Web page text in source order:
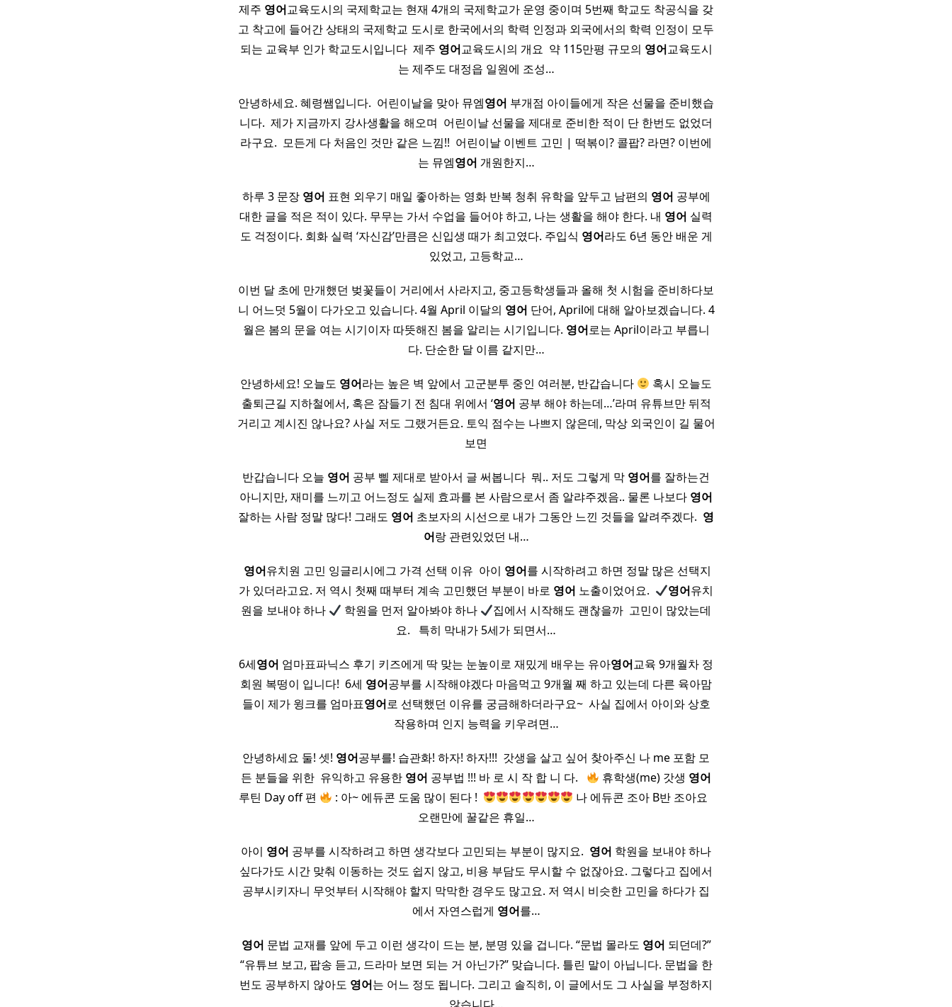
제주 영어교육도시의 국제학교는 현재 4개의 국제학교가 운영 중이며 5번째 학교도 착공식을 갖
고 착고에 들어간 상태의 국제학교 도시로 한국에서의 학력 인정과 외국에서의 학력 인정이 모두
되는 교육부 인가 학교도시입니다 ​ 제주 영어교육도시의 개요 ​ 약 115만평 규모의 영어교육도시
는 제주도 대정읍 일원에 조성…
안녕하세요. 혜령쌤입니다. ​ 어린이날을 맞아 뮤엠영어 부개점 아이들에게 작은 선물을 준비했습
니다. ​ 제가 지금까지 강사생활을 해오며 ​ 어린이날 선물을 제대로 준비한 적이 단 한번도 없었더
라구요. ​ 모든게 다 처음인 것만 같은 느낌!! ​ 어린이날 이벤트 고민 | 떡볶이? 콜팝? 라면? 이번에
는 뮤엠영어 개원한지…
하루 3 문장 영어 표현 외우기 매일 좋아하는 영화 반복 청취 유학을 앞두고 남편의 영어 공부에
대한 글을 적은 적이 있다. 무무는 가서 수업을 들어야 하고, 나는 생활을 해야 한다. 내 영어 실력
도 걱정이다. 회화 실력 ‘자신감’만큼은 신입생 때가 최고였다. 주입식 영어라도 6년 동안 배운 게
있었고, 고등학교…
이번 달 초에 만개했던 벚꽃들이 거리에서 사라지고, 중고등학생들과 올해 첫 시험을 준비하다보
니 어느덧 5월이 다가오고 있습니다. 4월 April 이달의 영어 단어, April에 대해 알아보겠습니다. 4
월은 봄의 문을 여는 시기이자 따뜻해진 봄을 알리는 시기입니다. 영어로는 April이라고 부릅니
다. 단순한 달 이름 같지만…
안녕하세요! 오늘도 영어라는 높은 벽 앞에서 고군분투 중인 여러분, 반갑습니다
혹시 오늘도
출퇴근길 지하철에서, 혹은 잠들기 전 침대 위에서 ‘영어 공부 해야 하는데…’라며 유튜브만 뒤적
거리고 계시진 않나요? 사실 저도 그랬거든요. 토익 점수는 나쁘지 않은데, 막상 외국인이 길 물어
보면
반갑습니다 오늘 영어 공부 삘 제대로 받아서 글 써봅니다 ​ 뭐.. 저도 그렇게 막 영어를 잘하는건
아니지만, 재미를 느끼고 어느정도 실제 효과를 본 사람으로서 좀 알랴주겠음.. 물론 나보다 영어
잘하는 사람 정말 많다! 그래도 영어 초보자의 시선으로 내가 그동안 느낀 것들을 알려주겠다. ​ 영
어랑 관련있었던 내…
영어유치원 고민 잉글리시에그 가격 선택 이유 ​ 아이 영어를 시작하려고 하면 정말 많은 선택지
가 있더라고요. 저 역시 첫째 때부터 계속 고민했던 부분이 바로 영어 노출이었어요. ​ 영어유치
원을 보내야 하나
학원을 먼저 알아봐야 하나
집에서 시작해도 괜찮을까 ​ 고민이 많았는데
요. ​ ​ 특히 막내가 5세가 되면서…
6세영어 엄마표파닉스 후기 키즈에게 딱 맞는 눈높이로 재밌게 배우는 유아영어교육 9개월차 정
회원 복떵이 입니다! ​ 6세 영어공부를 시작해야겠다 마음먹고 9개월 째 하고 있는데 다른 육아맘
들이 제가 윙크를 엄마표영어로 선택했던 이유를 궁금해하더라구요~ ​ 사실 집에서 아이와 상호
작용하며 인지 능력을 키우려면…
안녕하세요 둘! 셋! 영어공부를! 습관화! 하자! 하자!!! ​ 갓생을 살고 싶어 찾아주신 나 me 포함 모
든 분들을 위한 ​ 유익하고 유용한 영어 공부법 !!! 바 로 시 작 합 니 다. ​ ​ 휴학생(me) 갓생 영어
루틴 Day off 편
: 아~ 에듀콘 도움 많이 된다 ! ​
나 에듀콘 조아 B반 조아요 ​ ​
오랜만에 꿀같은 휴일…
아이 영어 공부를 시작하려고 하면 생각보다 고민되는 부분이 많지요. ​ 영어 학원을 보내야 하나
싶다가도 시간 맞춰 이동하는 것도 쉽지 않고, 비용 부담도 무시할 수 없잖아요. 그렇다고 집에서
공부시키자니 무엇부터 시작해야 할지 막막한 경우도 많고요. 저 역시 비슷한 고민을 하다가 집
에서 자연스럽게 영어를…
영어 문법 교재를 앞에 두고 이런 생각이 드는 분, 분명 있을 겁니다. “문법 몰라도 영어 되던데?”
“유튜브 보고, 팝송 듣고, 드라마 보면 되는 거 아닌가?” 맞습니다. 틀린 말이 아닙니다. 문법을 한
번도 공부하지 않아도 영어는 어느 정도 됩니다. 그리고 솔직히, 이 글에서도 그 사실을 부정하지